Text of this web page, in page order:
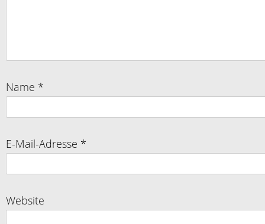
Name *
E-Mail-Adresse *
Website